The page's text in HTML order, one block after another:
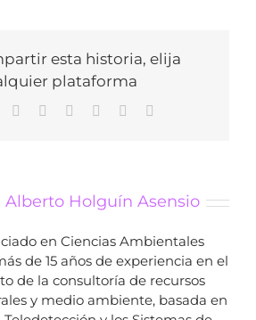
esta historia, elija
plataforma
Reddit LinkedIn
TumblrPinterest
Alberto Holguín Asensio
en Ciencias Ambientales
de 15 años de experiencia en el
de la consultoría de recursos
y medio ambiente, basada en